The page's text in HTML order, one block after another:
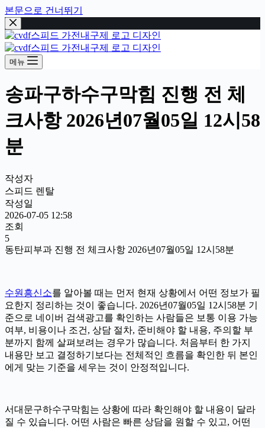
본문으로 건너뛰기
메뉴
송파구하수구막힘 진행 전 체
크사항 2026년07월05일 12시58
분
작성자
스피드 렌탈
작성일
2026-07-05 12:58
조회
5
동탄피부과 진행 전 체크사항 2026년07월05일 12시58분
수원흥신소를 알아볼 때는 먼저 현재 상황에서 어떤 정보가 필
요한지 정리하는 것이 좋습니다. 2026년07월05일 12시58분 기
준으로 네이버 검색광고를 확인하는 사람들은 보통 이용 가능
여부, 비용이나 조건, 상담 절차, 준비해야 할 내용, 주의할 부
분까지 함께 살펴보려는 경우가 많습니다. 처음부터 한 가지
내용만 보고 결정하기보다는 전체적인 흐름을 확인한 뒤 본인
에게 맞는 기준을 세우는 것이 안정적입니다.
서대문구하수구막힘는 상황에 따라 확인해야 할 내용이 달라
질 수 있습니다. 어떤 사람은 빠른 상담을 원할 수 있고, 어떤